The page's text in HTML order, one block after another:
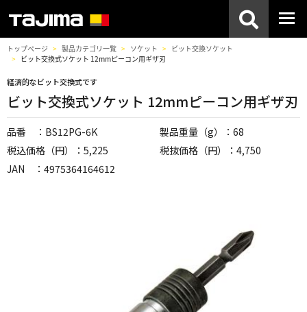
トップページ 製品カテゴリ一覧 ソケット
ビット交換ソケット
ビット交換式ソケット 12mmピーコン用ギザ刃
経済的なビット交換式です
ビット交換式ソケット 12mmピーコン用ギザ刃
品番 ：BS12PG-6K
製品重量（g）：68
税込価格（円）：5,225
税抜価格（円）：4,750
JAN ：4975364164612